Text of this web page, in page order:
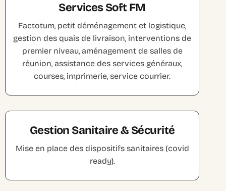
Services Soft FM
Factotum, petit déménagement et logistique,
gestion des quais de livraison, interventions de
premier niveau, aménagement de salles de
réunion, assistance des services généraux,
courses, imprimerie, service courrier.
Gestion Sanitaire & Sécurité
Mise en place des dispositifs sanitaires (covid
ready).